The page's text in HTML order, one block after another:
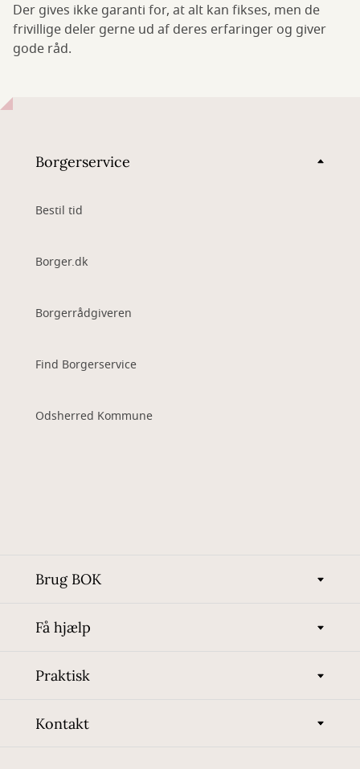
Der gives ikke garanti for, at alt kan fikses, men de
frivillige deler gerne ud af deres erfaringer og giver
gode råd.
Borgerservice
Bestil tid
Borger.dk
Borgerrådgiveren
Find Borgerservice
Odsherred Kommune
Brug BOK
Få hjælp
Praktisk
Kontakt